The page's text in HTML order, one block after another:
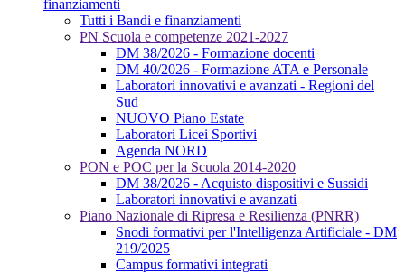
finanziamenti
Tutti i Bandi e finanziamenti
PN Scuola e competenze 2021-2027
DM 38/2026 - Formazione docenti
DM 40/2026 - Formazione ATA e Personale
Laboratori innovativi e avanzati - Regioni del
Sud
NUOVO Piano Estate
Laboratori Licei Sportivi
Agenda NORD
PON e POC per la Scuola 2014-2020
DM 38/2026 - Acquisto dispositivi e Sussidi
Laboratori innovativi e avanzati
Piano Nazionale di Ripresa e Resilienza (PNRR)
Snodi formativi per l'Intelligenza Artificiale - DM
219/2025
Campus formativi integrati